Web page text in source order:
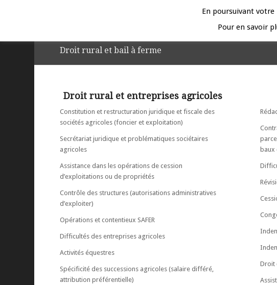
Droit rural et bail à ferme
Droit rural et entreprises agricoles
Constitution et restructuration juridique et fiscale des
sociétés agricoles (foncier et exploitation)
Secrétariat juridique et problématiques sociétaires
agricoles
Assistance dans les opérations de cession
d’exploitations ou de propriétés
Contrôle des structures (autorisations administratives
d’exploiter)
Opérations et contentieux SAFER
Difficultés des entreprises agricoles
Activités équestres
Spécificité des successions agricoles (salaire différé,
attribution préférentielle)
baux
Droit
En poursuivant votre
Pour en savoir